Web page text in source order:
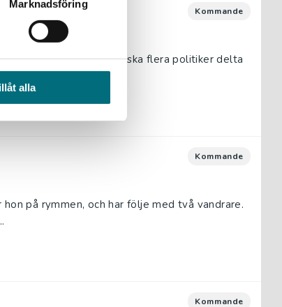
Marknadsföring
alla
Kommande
folk. Vid invigningen ska flera politiker delta
Kommande
på rymmen, och har följe med två vandrare.
Kommande